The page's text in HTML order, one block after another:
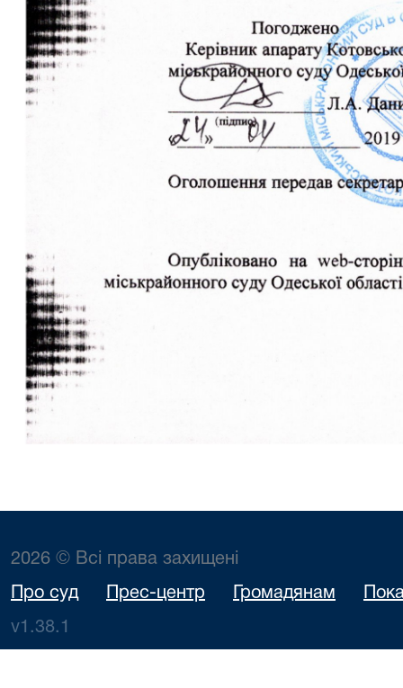
2026 © Всі права захищені
Про суд Прес-центр Громадянам
v1.38.1